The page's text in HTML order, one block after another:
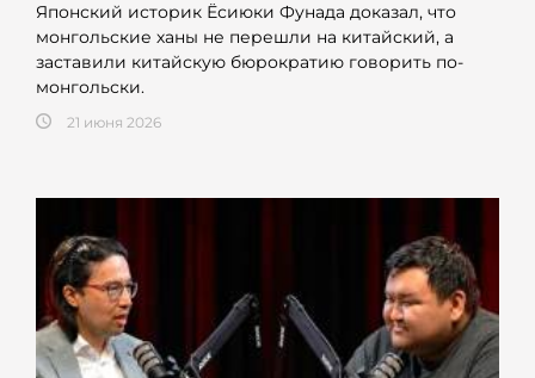
Японский историк Ёсиюки Фунада доказал, что
монгольские ханы не перешли на китайский, а
заставили китайскую бюрократию говорить по-
монгольски.
21 июня 2026